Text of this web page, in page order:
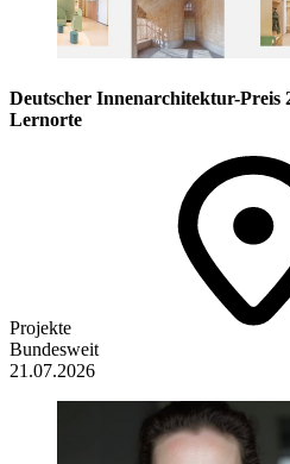
Deutscher Innenarchitektur-Preis
Lernorte
Projekte
Bundesweit
21.07.2026